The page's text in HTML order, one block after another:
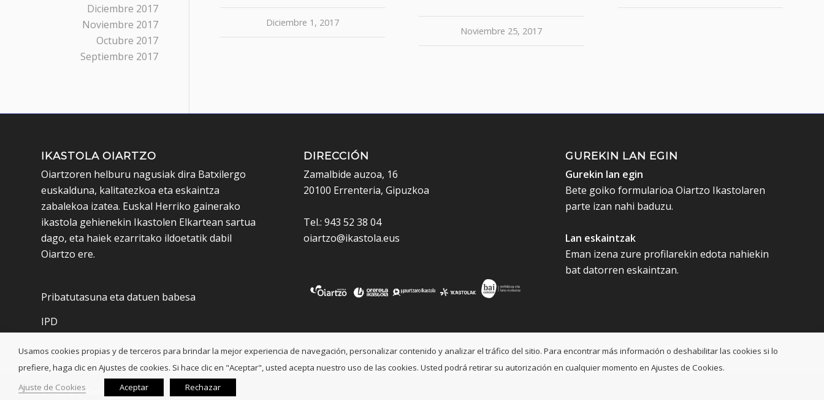
Diciembre 1, 2017
Noviembre 25, 2017
Diciembre 2017
Noviembre 2017
Octubre 2017
Septiembre 2017
IKASTOLA OIARTZO
Oiartzoren helburu nagusiak dira Batxilergo
euskalduna, kalitatezkoa eta eskaintza
zabalekoa izatea. Euskal Herriko gainerako
ikastola gehienekin Ikastolen Elkartean sartua
dago, eta haiek ezarritako ildoetatik dabil
Oiartzo ere.
Pribatutasuna eta datuen babesa
IPD
DIRECCIÓN
Zamalbide auzoa, 16
20100 Errenteria, Gipuzkoa
Tel.: 943 52 38 04
oiartzo@ikastola.eus
GUREKIN LAN EGIN
Gurekin lan egin
Bete goiko formularioa Oiartzo Ikastolaren
parte izan nahi baduzu.
Lan eskaintzak
Eman izena zure profilarekin edota nahiekin
bat datorren eskaintzan.
© Copyright - Oiartzo Ikastola
Usamos cookies propias y de terceros para brindar la mejor experiencia de navegación, personalizar contenido y analizar el tráfico del sitio. Para encontrar más información o deshabilitar las cookies si lo
prefiere, haga clic en Ajustes de cookies. Si hace clic en "Aceptar", usted acepta nuestro uso de las cookies. Usted podrá retirar su autorización en cualquier momento en Ajustes de Cookies.
Ajuste de Cookies
Aceptar Rechazar